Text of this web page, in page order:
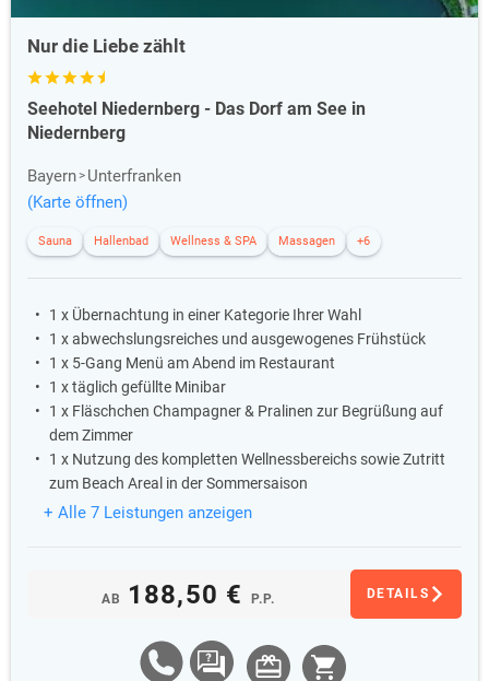
Nur die Liebe zählt
Seehotel Niedernberg - Das Dorf am See in
Niedernberg
Bayern
Unterfranken
(Karte öffnen)
Sauna Hallenbad Wellness & SPA Massagen +6
1 x Übernachtung in einer Kategorie Ihrer Wahl
1 x abwechslungsreiches und ausgewogenes Frühstück
1 x 5-Gang Menü am Abend im Restaurant
1 x täglich gefüllte Minibar
1 x Fläschchen Champagner & Pralinen zur Begrüßung auf
dem Zimmer
1 x Nutzung des kompletten Wellnessbereichs sowie Zutritt
zum Beach Areal in der Sommersaison
+ Alle 7 Leistungen anzeigen
AB 188,50 € P.P. DETAILS